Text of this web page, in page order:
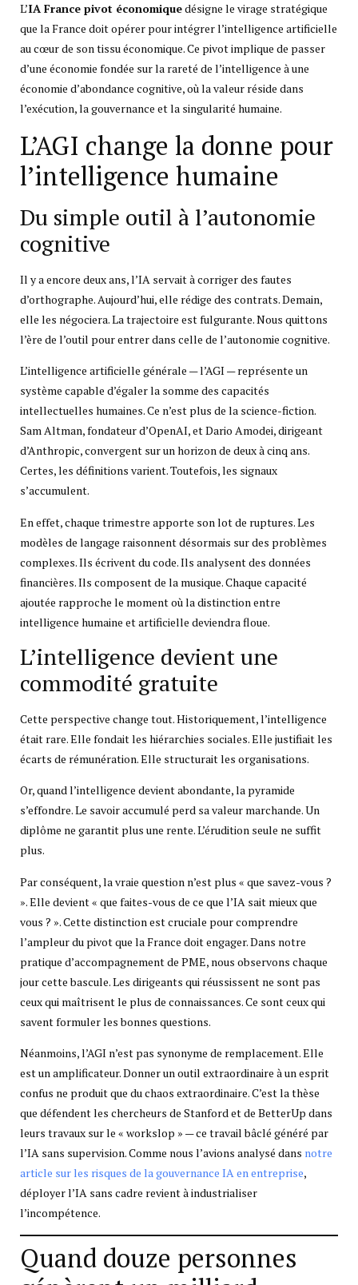
L’IA France pivot économiquedésigne le virage stratégique
que la France doit opérer pour intégrer l’intelligence artificielle
au cœur de son tissu économique. Ce pivot implique de passer
d’une économie fondée sur la rareté de l’intelligence à une
économie d’abondance cognitive, où la valeur réside dans
l’exécution, la gouvernance et la singularité humaine.
L’AGI change la donne pour
l’intelligence humaine
Du simple outil à l’autonomie
cognitive
Il y a encore deux ans, l’IA servait à corriger des fautes
d’orthographe. Aujourd’hui, elle rédige des contrats. Demain,
elle les négociera. La trajectoire est fulgurante. Nous quittons
l’ère de l’outil pour entrer dans celle de l’autonomie cognitive.
L’intelligence artificielle générale — l’AGI — représente un
système capable d’égaler la somme des capacités
intellectuelles humaines. Ce n’est plus de la science-fiction.
Sam Altman, fondateur d’OpenAI, et Dario Amodei, dirigeant
d’Anthropic, convergent sur un horizon de deux à cinq ans.
Certes, les définitions varient. Toutefois, les signaux
s’accumulent.
En effet, chaque trimestre apporte son lot de ruptures. Les
modèles de langage raisonnent désormais sur des problèmes
complexes. Ils écrivent du code. Ils analysent des données
financières. Ils composent de la musique. Chaque capacité
ajoutée rapproche le moment où la distinction entre
intelligence humaine et artificielle deviendra floue.
L’intelligence devient une
commodité gratuite
Cette perspective change tout. Historiquement, l’intelligence
était rare. Elle fondait les hiérarchies sociales. Elle justifiait les
écarts de rémunération. Elle structurait les organisations.
Or, quand l’intelligence devient abondante, la pyramide
s’effondre. Le savoir accumulé perd sa valeur marchande. Un
diplôme ne garantit plus une rente. L’érudition seule ne suffit
plus.
Par conséquent, la vraie question n’est plus « que savez-vous ?
». Elle devient « que faites-vous de ce que l’IA sait mieux que
vous ? ». Cette distinction est cruciale pour comprendre
l’ampleur du pivot que la France doit engager. Dans notre
pratique d’accompagnement de PME, nous observons chaque
jour cette bascule. Les dirigeants qui réussissent ne sont pas
ceux qui maîtrisent le plus de connaissances. Ce sont ceux qui
savent formuler les bonnes questions.
Néanmoins, l’AGI n’est pas synonyme de remplacement. Elle
est un amplificateur. Donner un outil extraordinaire à un esprit
confus ne produit que du chaos extraordinaire. C’est la thèse
que défendent les chercheurs de Stanford et de BetterUp dans
leurs travaux sur le « workslop » — ce travail bâclé généré par
l’IA sans supervision. Comme nous l’avions analysé dans notre
article sur les risques de la gouvernance IA en entreprise,
déployer l’IA sans cadre revient à industrialiser
l’incompétence.
Quand douze personnes